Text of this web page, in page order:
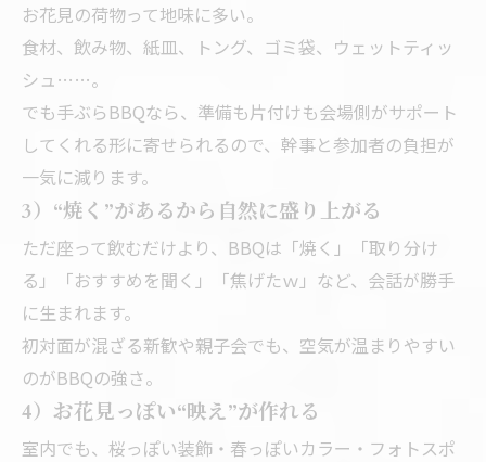
お花見の荷物って地味に多い。
食材、飲み物、紙皿、トング、ゴミ袋、ウェットティッ
シュ……。
でも手ぶらBBQなら、準備も片付けも会場側がサポート
してくれる形に寄せられるので、幹事と参加者の負担が
一気に減ります。
3）“焼く”があるから自然に盛り上がる
ただ座って飲むだけより、BBQは「焼く」「取り分け
る」「おすすめを聞く」「焦げたｗ」など、会話が勝手
に生まれます。
初対面が混ざる新歓や親子会でも、空気が温まりやすい
のがBBQの強さ。
4）お花見っぽい“映え”が作れる
室内でも、桜っぽい装飾・春っぽいカラー・フォトスポ